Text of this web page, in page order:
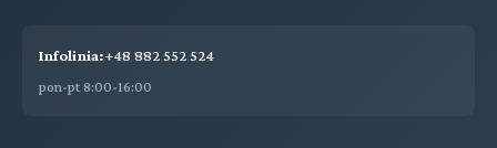
Infolinia:+48 882 552 524
pon-pt 8:00-16:00